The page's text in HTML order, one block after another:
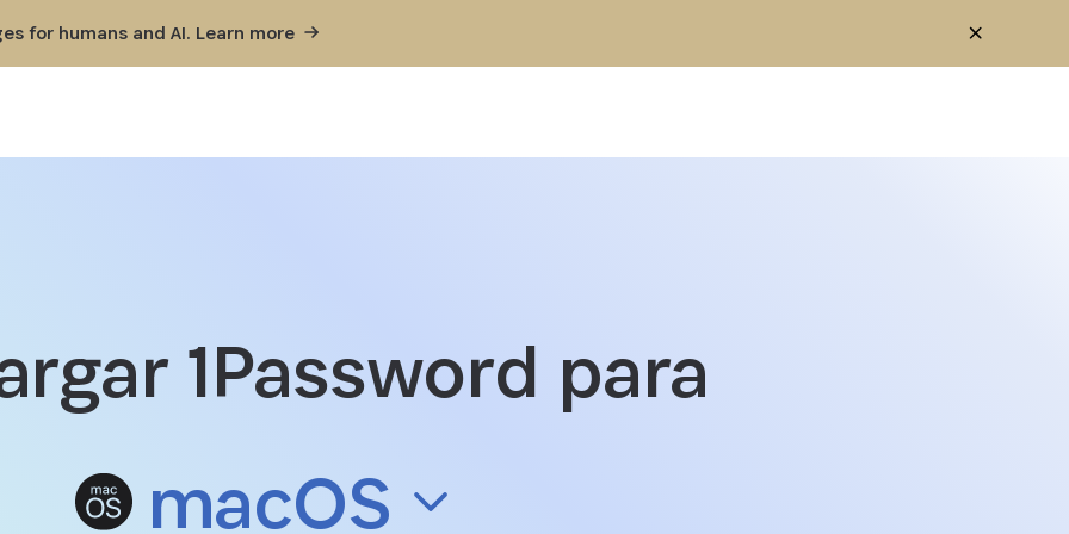
for humans and AI. Learn more
Descarga 1Password para macOS
1Password para
macOS